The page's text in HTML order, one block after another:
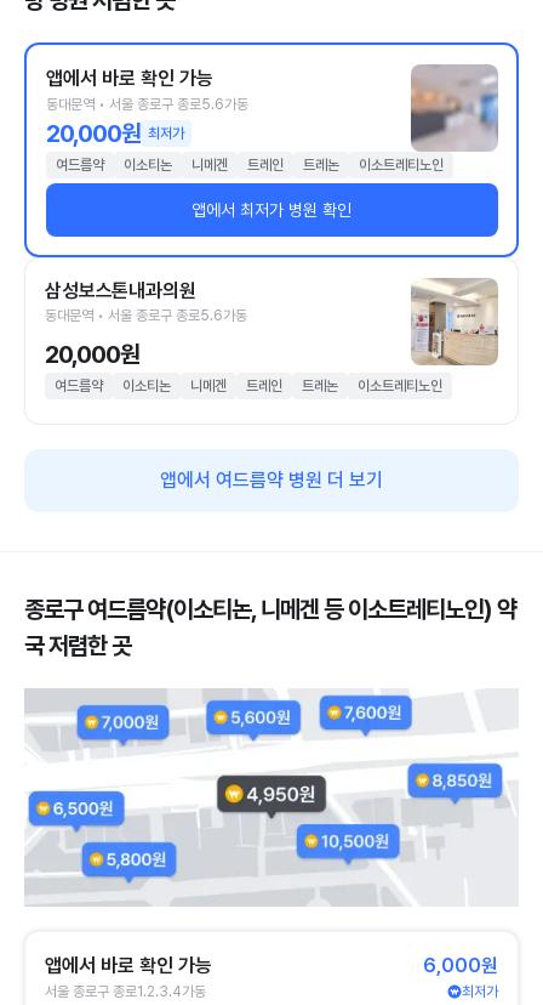
앱에서 바로 확인 가능
동대문역 • 서울 종로구 종로5.6가동
20,000원 최저가
여드름약
이소티논 니메겐 트레인 트레논 이소트레티노인
앱에서 최저가 병원 확인
삼성보스톤내과의원
동대문역 • 서울 종로구 종로5.6가동
20,000원
여드름약 이소티논 니메겐 트레인 트레논 이소트레티노인
앱에서 여드름약 병원 더 보기
종로구 여드름약(이소티논, 니메겐 등 이소트레티노인) 약
국 저렴한 곳
앱에서 바로 확인 가능
서울 종로구 종로1.2.3.4가동
6,000원
최저가